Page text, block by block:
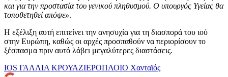
και για την προστασία του γενικού πληθυσμού. Ο υπουργός Υγείας θα
τοποθετηθεί απόψε».
Η εξέλιξη αυτή επιτείνει την ανησυχία για τη διασπορά του ιού
στην Ευρώπη, καθώς οι αρχές προσπαθούν να περιορίσουν το
ξέσπασμα πριν αυτό λάβει μεγαλύτερες διαστάσεις.
IOS ΓΑΛΛΙΑ ΚΡΟΥΑΖΙΕΡΟΠΛΟΙΟ Χανταϊός